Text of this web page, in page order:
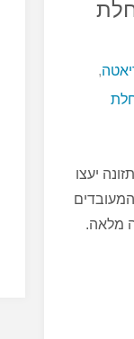
,
יעצו
מלאה.